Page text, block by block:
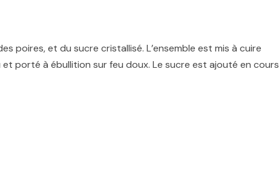
poires, et du sucre cristallisé. L’ensemble est mis à cuire
porté à ébullition sur feu doux. Le sucre est ajouté en cours